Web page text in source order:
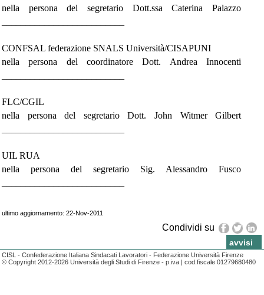
nella persona del segretario Dott.ssa Caterina Palazzo
CONFSAL federazione SNALS Università/CISAPUNI
nella persona del coordinatore Dott. Andrea Innocenti
FLC/CGIL
nella persona del segretario Dott. John Witmer Gilbert
UIL RUA
nella persona del segretario Sig. Alessandro Fusco
ultimo aggiornamento: 22-Nov-2011
Condividi su
avvisi
CISL - Confederazione Italiana Sindacati Lavoratori - Federazione Università Firenze
© Copyright 2012-2026 Università degli Studi di Firenze - p.iva | cod.fiscale 01279680480